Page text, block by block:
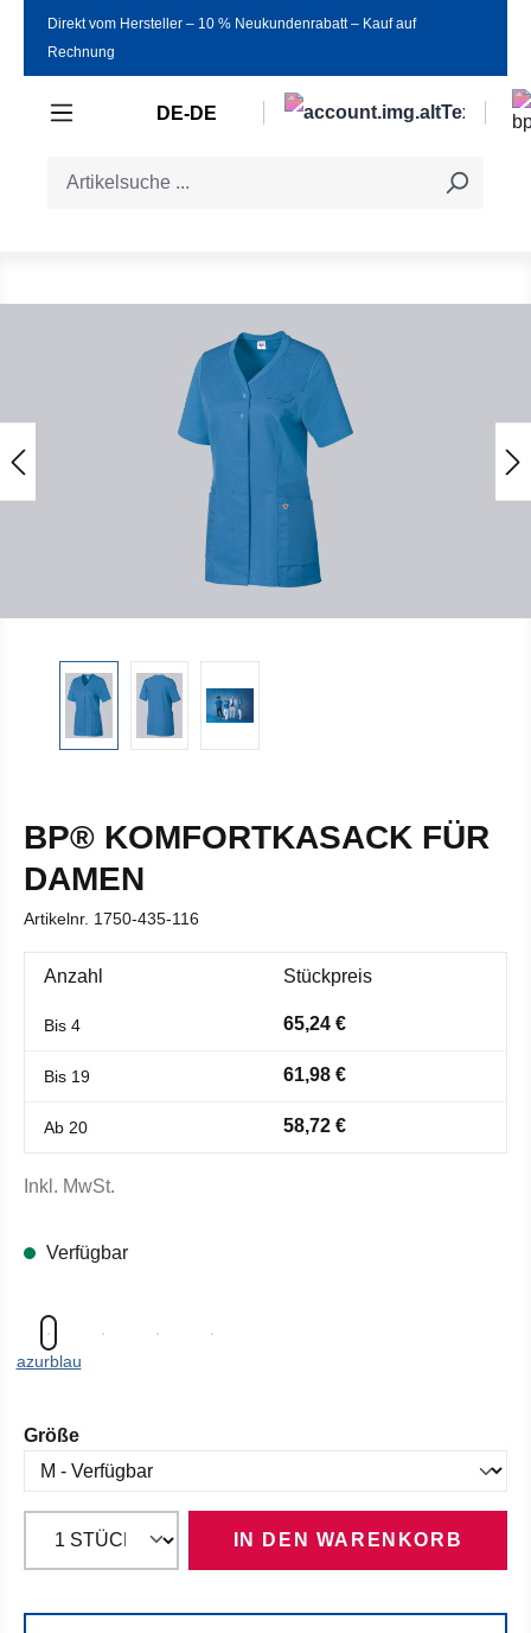
Zum Hauptinhalt springen
Direkt vom Hersteller ‒ 10 % Neukundenrabatt ‒ Kauf auf
Rechnung
DE-DE
BP® KOMFORTKASACK FÜR
DAMEN
Artikelnr. 1750-435-116
Anzahl Stückpreis
Bis 4 65,24 €
Bis 19 61,98 €
Ab 20 58,72 €
Inkl. MwSt.
Verfügbar
azurblau
Größeauswählen
IN DEN WARENKORB